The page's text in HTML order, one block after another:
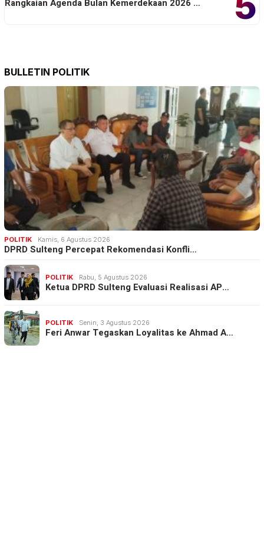
Rangkaian Agenda Bulan Kemerdekaan 2026 …
BULLETIN POLITIK
POLITIK Kamis, 6 Agustus 2026
DPRD Sulteng Percepat Rekomendasi Konfli…
POLITIK Rabu, 5 Agustus 2026
Ketua DPRD Sulteng Evaluasi Realisasi AP…
POLITIK Senin, 3 Agustus 2026
Feri Anwar Tegaskan Loyalitas ke Ahmad A…